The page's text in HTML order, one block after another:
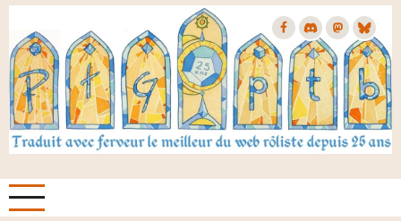
Aller
contenu
principal